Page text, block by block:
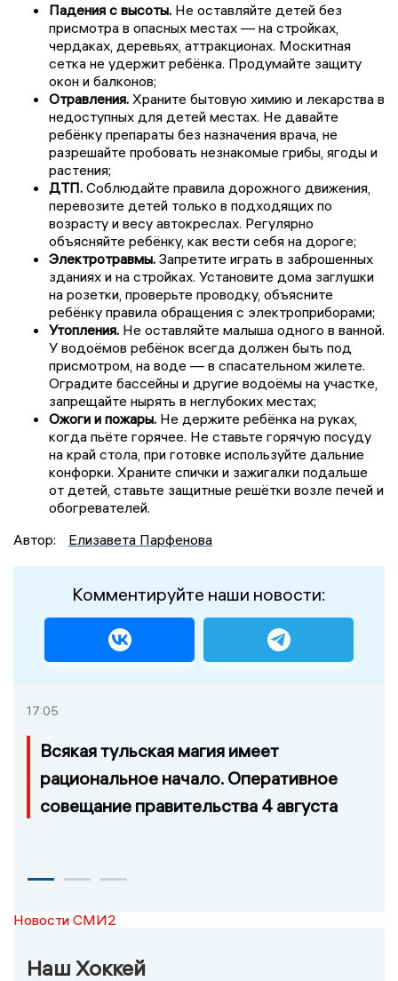
Падения с высоты. Не оставляйте детей без
присмотра в опасных местах — на стройках,
чердаках, деревьях, аттракционах. Москитная
сетка не удержит ребёнка. Продумайте защиту
окон и балконов;
Отравления. Храните бытовую химию и лекарства в
недоступных для детей местах. Не давайте
ребёнку препараты без назначения врача, не
разрешайте пробовать незнакомые грибы, ягоды и
растения;
ДТП. Соблюдайте правила дорожного движения,
перевозите детей только в подходящих по
возрасту и весу автокреслах. Регулярно
объясняйте ребёнку, как вести себя на дороге;
Электротравмы. Запретите играть в заброшенных
зданиях и на стройках. Установите дома заглушки
на розетки, проверьте проводку, объясните
ребёнку правила обращения с электроприборами;
Утопления. Не оставляйте малыша одного в ванной.
У водоёмов ребёнок всегда должен быть под
присмотром, на воде — в спасательном жилете.
Оградите бассейны и другие водоёмы на участке,
запрещайте нырять в неглубоких местах;
Ожоги и пожары. Не держите ребёнка на руках,
когда пьёте горячее. Не ставьте горячую посуду
на край стола, при готовке используйте дальние
конфорки. Храните спички и зажигалки подальше
от детей, ставьте защитные решётки возле печей и
обогревателей.
Автор:
Елизавета Парфенова
Комментируйте наши новости:
17:05
Всякая тульская магия имеет
рациональное начало. Оперативное
совещание правительства 4 августа
Новости СМИ2
Наш Хоккей